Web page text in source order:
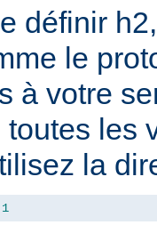
définir
le
à votre
les
la